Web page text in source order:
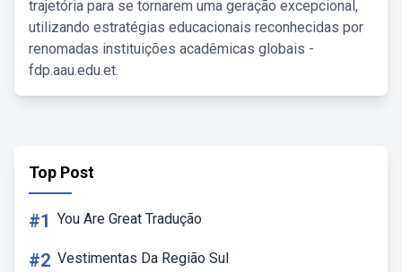
trajetória para se tornarem uma geração excepcional,
utilizando estratégias educacionais reconhecidas por
renomadas instituições acadêmicas globais -
fdp.aau.edu.et.
Top Post
#1 You Are Great Tradução
#2 Vestimentas Da Região Sul